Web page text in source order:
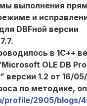
выполнения
и
DBFной версии
в 1С++
OLE DB
версии 1.2 от 16/
по методике,
2905/blogs/